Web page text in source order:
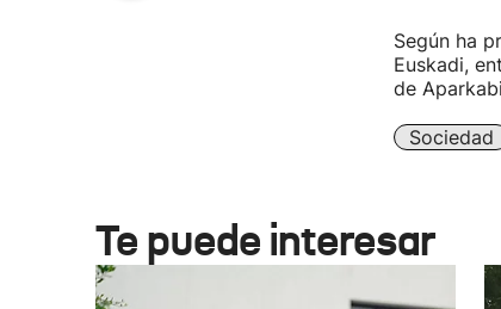
Según ha
Euskadi,
de
Sociedad
Te puede interesar